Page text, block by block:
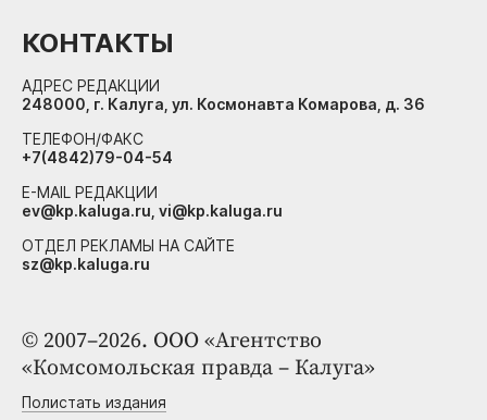
© 2007–2026. ООО «Агентство
«Комсомольская правда – Калуга»
Полистать издания
КОНТАКТЫ
АДРЕС РЕДАКЦИИ
248000, г. Калуга, ул. Космонавта Комарова, д. 36
ТЕЛЕФОН/ФАКС
+7(4842)79-04-54
E-MAIL РЕДАКЦИИ
ev@kp.kaluga.ru, vi@kp.kaluga.ru
ОТДЕЛ РЕКЛАМЫ НА САЙТЕ
sz@kp.kaluga.ru